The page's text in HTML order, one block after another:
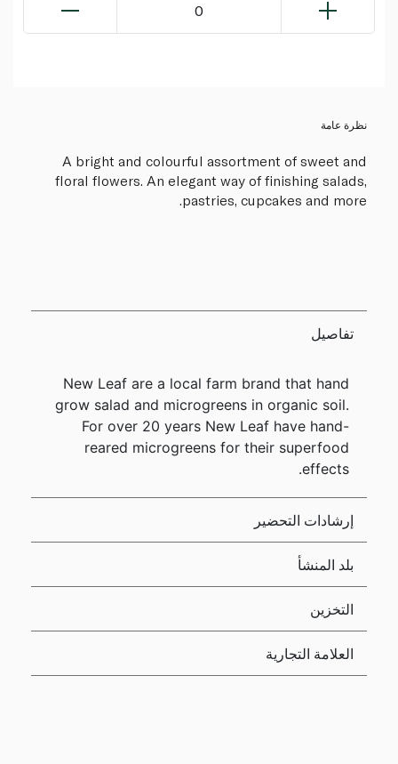
0
نظرة عامة
A bright and colourful assortment of sweet and
floral flowers. An elegant way of finishing salads,
pastries, cupcakes and more.
تفاصيل
New Leaf are a local farm brand that hand
grow salad and microgreens in organic soil.
For over 20 years New Leaf have hand-
reared microgreens for their superfood
effects.
إرشادات التحضير
بلد المنشأ
التخزين
العلامة التجارية